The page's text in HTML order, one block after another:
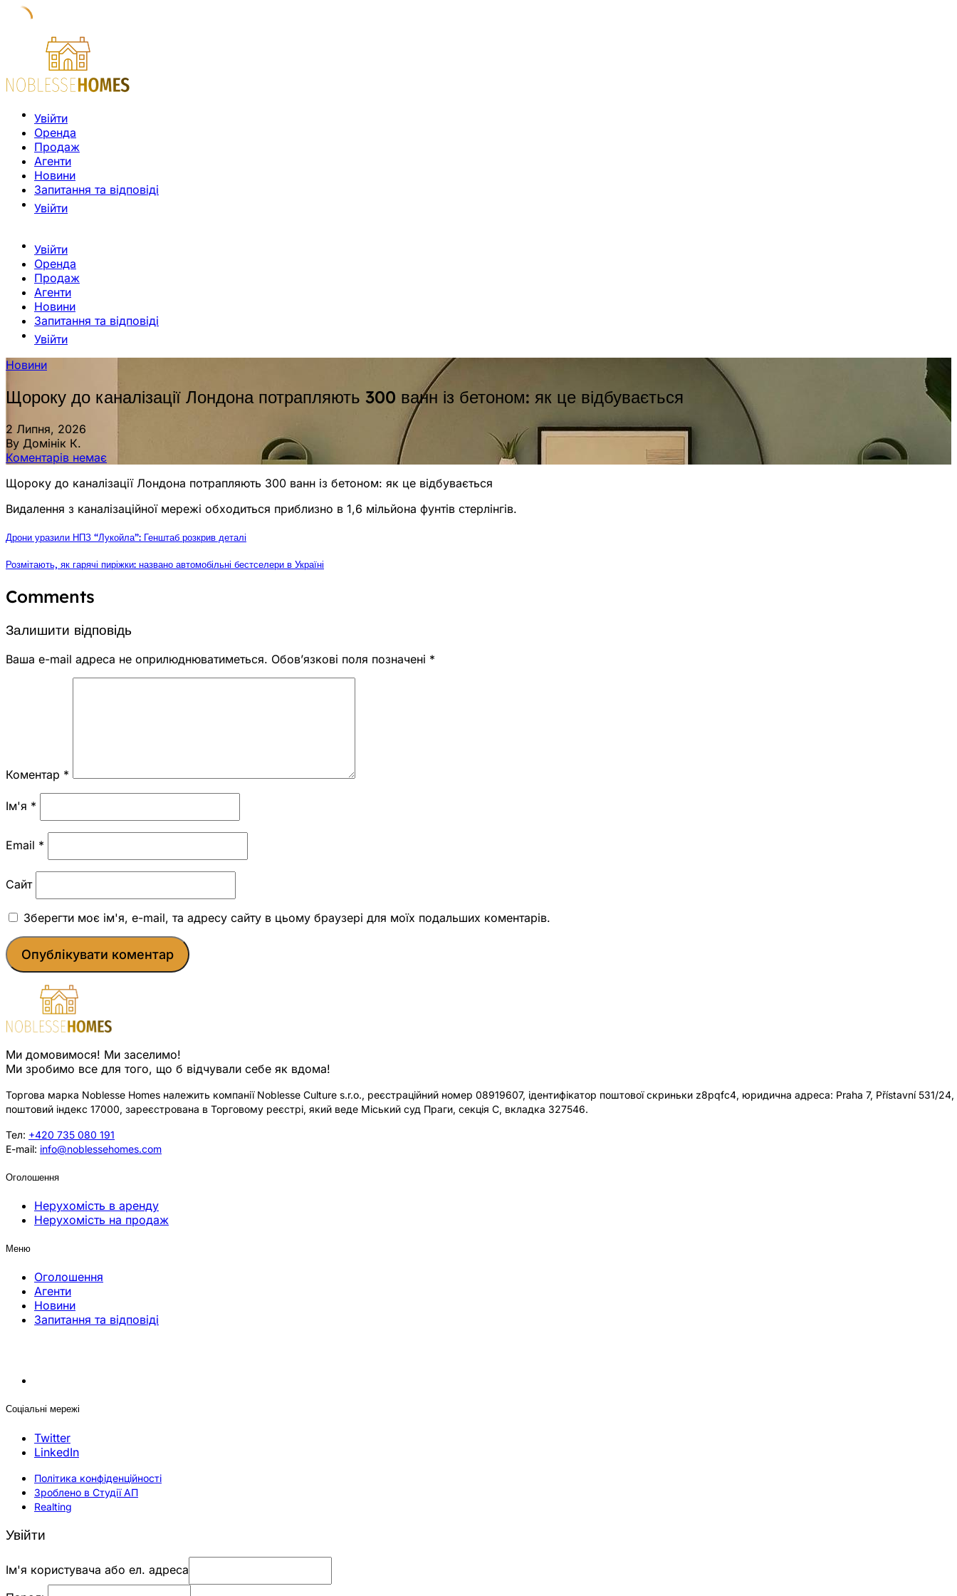
Увійти
Оренда
Продаж
Агенти
Новини
Запитання та відповіді
Увійти
Увійти
Оренда
Продаж
Агенти
Новини
Запитання та відповіді
Увійти
Новини
Щороку до каналізації Лондона потрапляють 300 ванн із бетоном: як це відбувається
2 Липня, 2026
By Домінік К.
Коментарів немає
Щороку до каналізації Лондона потрапляють 300 ванн із бетоном: як це відбувається
Видалення з каналізаційної мережі обходиться приблизно в 1,6 мільйона фунтів стерлінгів.
Дрони уразили НПЗ “Лукойла”: Генштаб розкрив деталі
Розмітають, як гарячі пиріжки: названо автомобільні бестселери в Україні
Comments
Залишити відповідь
Ваша e-mail адреса не оприлюднюватиметься. Обов’язкові поля позначені *
Коментар *
Ім'я *
Email *
Сайт
Зберегти моє ім'я, e-mail, та адресу сайту в цьому браузері для моїх подальших коментарів.
Ми домовимося! Ми заселимо!
Ми зробимо все для того, що б відчували себе як вдома!
Торгова марка Noblesse Homes належить компанії Noblesse Culture s.r.o., реєстраційний номер 08919607, ідентифікатор поштової скриньки z8pqfc4, юридична адреса: Praha 7, Přístavní 531/24,
поштовий індекс 17000, зареєстрована в Торговому реєстрі, який веде Міський суд Праги, секція C, вкладка 327546.
Тел: +420 735 080 191
E-mail: info@noblessehomes.com
Оголошення
Нерухомість в аренду
Нерухомість на продаж
Меню
Оголошення
Агенти
Новини
Запитання та відповіді
Соціальні мережі
Twitter
LinkedIn
Політика конфіденційності
Зроблено в Студії АП
Realting
Увійти
Ім'я користувача або ел. адреса